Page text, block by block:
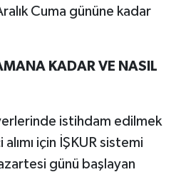
Cuma gününe kadar
KADAR VE NASIL
istihdam edilmek
için İŞKUR sistemi
günü başlayan